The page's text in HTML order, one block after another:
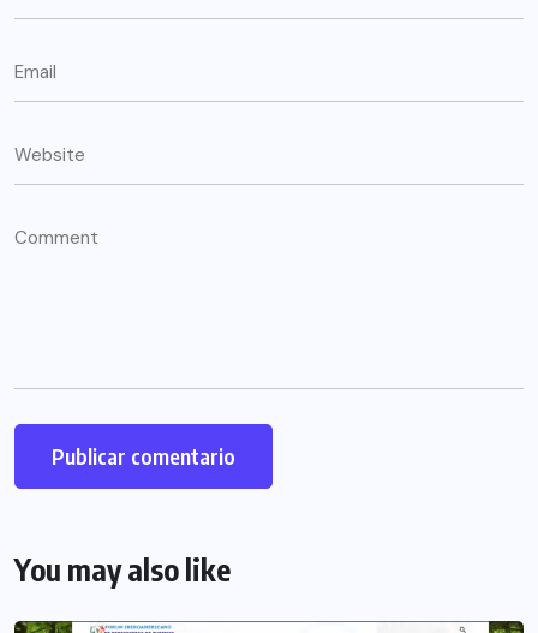
You may also like